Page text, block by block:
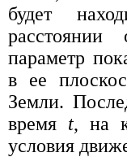
будет
параметр
в ее
Земли.
время t, на
условия